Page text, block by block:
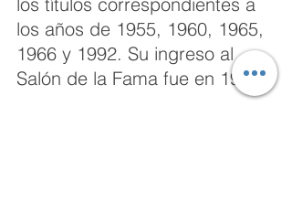
los años de 1955, 1960, 1965,
1966 y 1992. Su ingreso al
Salón de la Fama fue en 1983.